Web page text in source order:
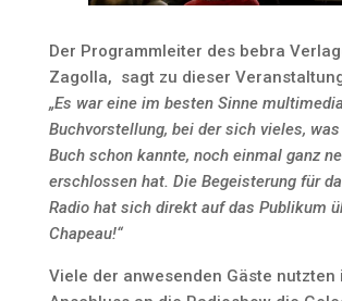
Der Programmleiter des bebra
Zagolla, sagt zu dieser
„Es war eine im besten Sinne
Buchvorstellung, bei der sich vieles,
Buch schon kannte, noch einmal ganz
erschlossen hat. Die Begeisterung für
Radio hat sich direkt auf das Publikum
Chapeau!“
Viele der anwesenden Gäste nutzten